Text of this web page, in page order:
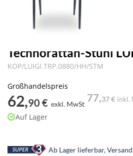
Technorattan-Stühl
KOP/LUIGI.TRP.0880/HH/STM
Großhandelspreis
62,90 € exkl. MwSt
77,37 € inkl.
Auf Lager
Ab Lager lieferbar,